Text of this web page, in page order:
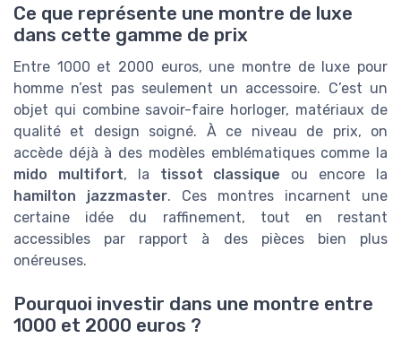
Ce que représente une montre de luxe
dans cette gamme de prix
Entre 1000 et 2000 euros, une montre de luxe pour
homme n’est pas seulement un accessoire. C’est un
objet qui combine savoir-faire horloger, matériaux de
qualité et design soigné. À ce niveau de prix, on
accède déjà à des modèles emblématiques comme la
mido multifort, la tissot classique ou encore la
hamilton jazzmaster. Ces montres incarnent une
certaine idée du raffinement, tout en restant
accessibles par rapport à des pièces bien plus
onéreuses.
Pourquoi investir dans une montre entre
1000 et 2000 euros ?